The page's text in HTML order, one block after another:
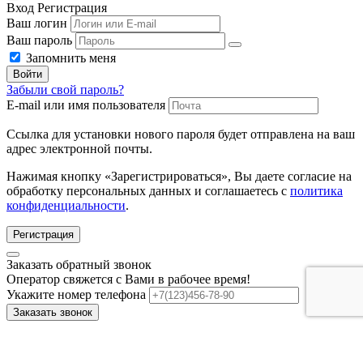
Вход Регистрация
Ваш логин
Ваш пароль
Запомнить меня
Войти
Забыли свой пароль?
E-mail или имя пользователя
Ссылка для установки нового пароля будет отправлена ​​на ваш
адрес электронной почты.
Нажимая кнопку «Зарегистрироваться», Вы даете согласие на
обработку персональных данных и соглашаетесь с политика
конфиденциальности.
Регистрация
Заказать обратный звонок
Оператор свяжется с Вами в рабочее время!
Укажите номер телефона
Заказать звонок